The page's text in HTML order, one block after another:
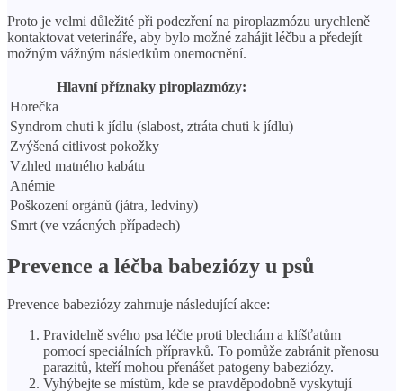
Proto je velmi důležité při podezření na piroplazmózu urychleně
kontaktovat veterináře, aby bylo možné zahájit léčbu a předejít
možným vážným následkům onemocnění.
Hlavní příznaky piroplazmózy:
Horečka
Syndrom chuti k jídlu (slabost, ztráta chuti k jídlu)
Zvýšená citlivost pokožky
Vzhled matného kabátu
Anémie
Poškození orgánů (játra, ledviny)
Smrt (ve vzácných případech)
Prevence a léčba babeziózy u psů
Prevence babeziózy zahrnuje následující akce:
Pravidelně svého psa léčte proti blechám a klíšťatům
pomocí speciálních přípravků. To pomůže zabránit přenosu
parazitů, kteří mohou přenášet patogeny babeziózy.
Vyhýbejte se místům, kde se pravděpodobně vyskytují